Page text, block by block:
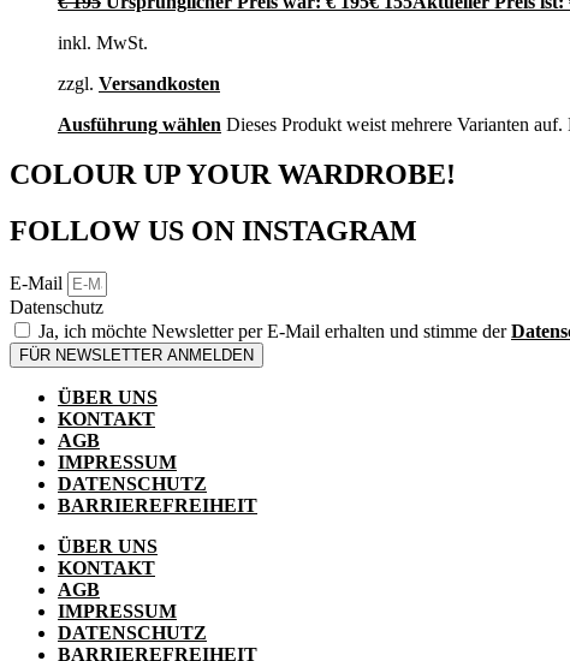
inkl. MwSt.
zzgl. Versandkosten
Ausführung wählen Dieses Produkt weist mehrere Varianten
COLOUR UP YOUR WARDROBE!
FOLLOW US ON INSTAGRAM
E-Mail
Datenschutz
Ja, ich möchte Newsletter per E-Mail erhalten und stimme der
FÜR NEWSLETTER ANMELDEN
ÜBER UNS
KONTAKT
AGB
IMPRESSUM
DATENSCHUTZ
BARRIEREFREIHEIT
ÜBER UNS
KONTAKT
AGB
IMPRESSUM
DATENSCHUTZ
BARRIEREFREIHEIT